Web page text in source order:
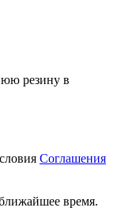
резину в
Соглашения
время.